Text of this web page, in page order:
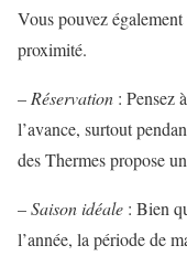
Vous pouvez
proximité.
– Réservation : Pensez
l’avance, surtout
des Thermes propose
–Saison idéale : Bien
l’année, la période de